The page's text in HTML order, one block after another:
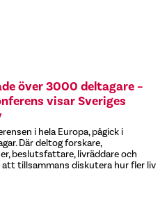
över 3000 deltagare –
visar Sveriges
i hela Europa, pågick i
Där deltog forskare,
beslutsfattare, livräddare och
tillsammans diskutera hur fler liv